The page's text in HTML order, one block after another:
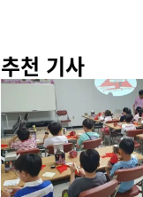
추천 기사